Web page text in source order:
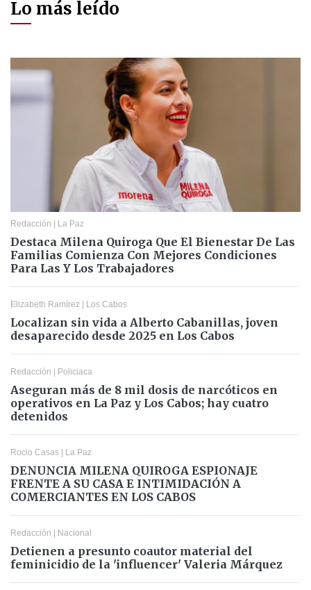
Lo más leído
Redacción | La Paz
Destaca Milena Quiroga Que El Bienestar De Las
Familias Comienza Con Mejores Condiciones
Para Las Y Los Trabajadores
Elizabeth Ramírez | Los Cabos
Localizan sin vida a Alberto Cabanillas, joven
desaparecido desde 2025 en Los Cabos
Redacción | Policiaca
Aseguran más de 8 mil dosis de narcóticos en
operativos en La Paz y Los Cabos; hay cuatro
detenidos
Rocio Casas | La Paz
DENUNCIA MILENA QUIROGA ESPIONAJE
FRENTE A SU CASA E INTIMIDACIÓN A
COMERCIANTES EN LOS CABOS
Redacción | Nacional
Detienen a presunto coautor material del
feminicidio de la 'influencer' Valeria Márquez